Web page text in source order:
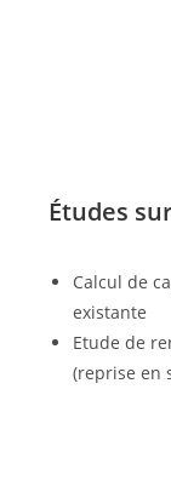
Études
Calcul de
existante
Etude de
(reprise en